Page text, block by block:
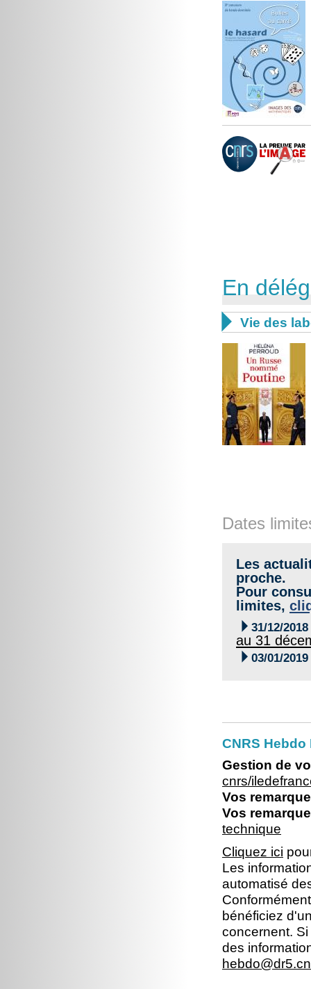
En
 Vie des
Dates
Les
proche.
Pour
limites,
 31/12/2018
au 31
 03/01/2019
CNRS
Gestion de
cnrs/
Vos
Vos
technique
Cliquez ici
Les
automatisé
bénéficiez
concernent.
des